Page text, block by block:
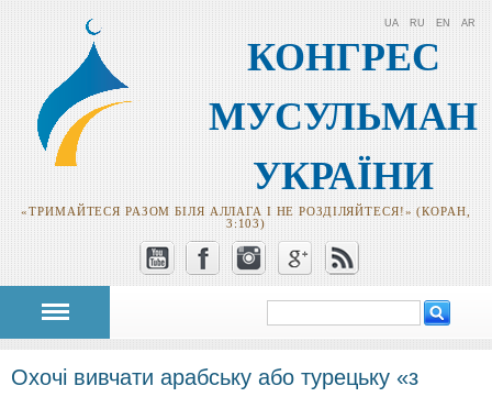
КОНГРЕС
МУСУЛЬМАН
УКРАЇНИ
«ТРИМАЙТЕСЯ РАЗОМ БІЛЯ АЛЛАГА І НЕ РОЗДІЛЯЙТЕСЯ!» (КОРАН,
3:103)
UA RU EN AR
Пошукова
форма
Охочі вивчати арабську або турецьку «з